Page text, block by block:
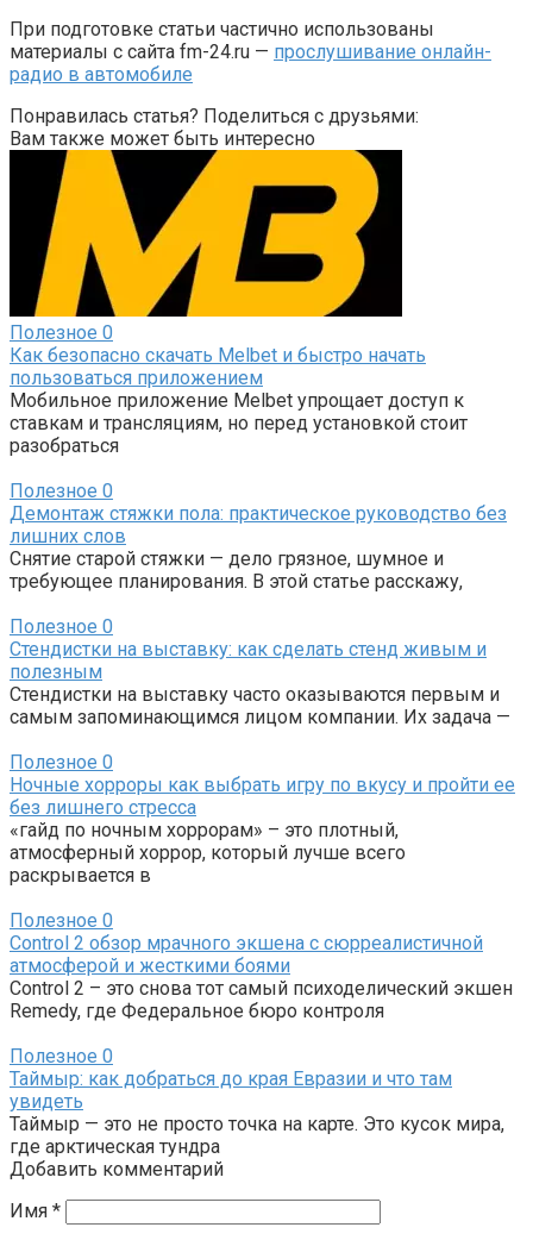
При подготовке статьи частично использованы
материалы с сайта fm-24.ru — прослушивание онлайн-
радио в автомобиле
Понравилась статья? Поделиться с друзьями:
Вам также может быть интересно
Полезное 0
Как безопасно скачать Melbet и быстро начать
пользоваться приложением
Мобильное приложение Melbet упрощает доступ к
ставкам и трансляциям, но перед установкой стоит
разобраться
Полезное 0
Демонтаж стяжки пола: практическое руководство без
лишних слов
Снятие старой стяжки — дело грязное, шумное и
требующее планирования. В этой статье расскажу,
Полезное 0
Стендистки на выставку: как сделать стенд живым и
полезным
Стендистки на выставку часто оказываются первым и
самым запоминающимся лицом компании. Их задача —
Полезное 0
Ночные хорроры как выбрать игру по вкусу и пройти ее
без лишнего стресса
«гайд по ночным хоррорам» – это плотный,
атмосферный хоррор, который лучше всего
раскрывается в
Полезное 0
Control 2 обзор мрачного экшена с сюрреалистичной
атмосферой и жесткими боями
Control 2 – это снова тот самый психоделический экшен
Remedy, где Федеральное бюро контроля
Полезное 0
Таймыр: как добраться до края Евразии и что там
увидеть
Таймыр — это не просто точка на карте. Это кусок мира,
где арктическая тундра
Добавить комментарий
Имя *